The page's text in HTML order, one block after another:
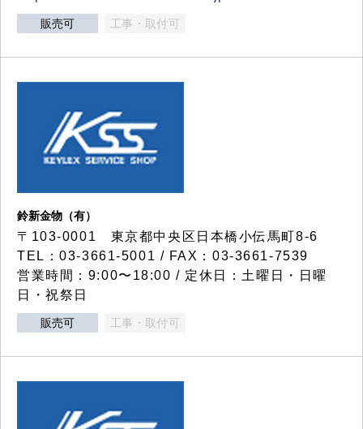
販売可 工事・取付可
鈴新金物（有）
〒103-0001 東京都中央区日本橋小伝馬町8-6
TEL：03-3661-5001 / FAX：03-3661-7539
営業時間：9:00〜18:00 / 定休日：土曜日・日曜
日・祝祭日
販売可 工事・取付可